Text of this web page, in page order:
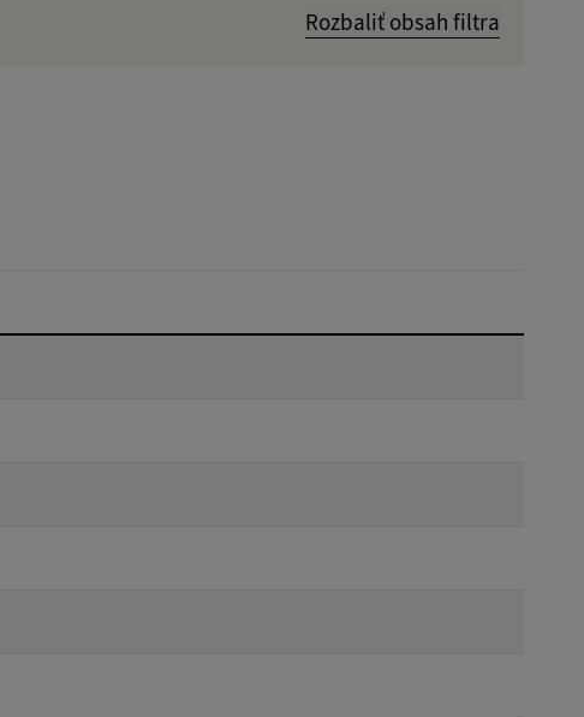
Rozbaliť obsah filtra